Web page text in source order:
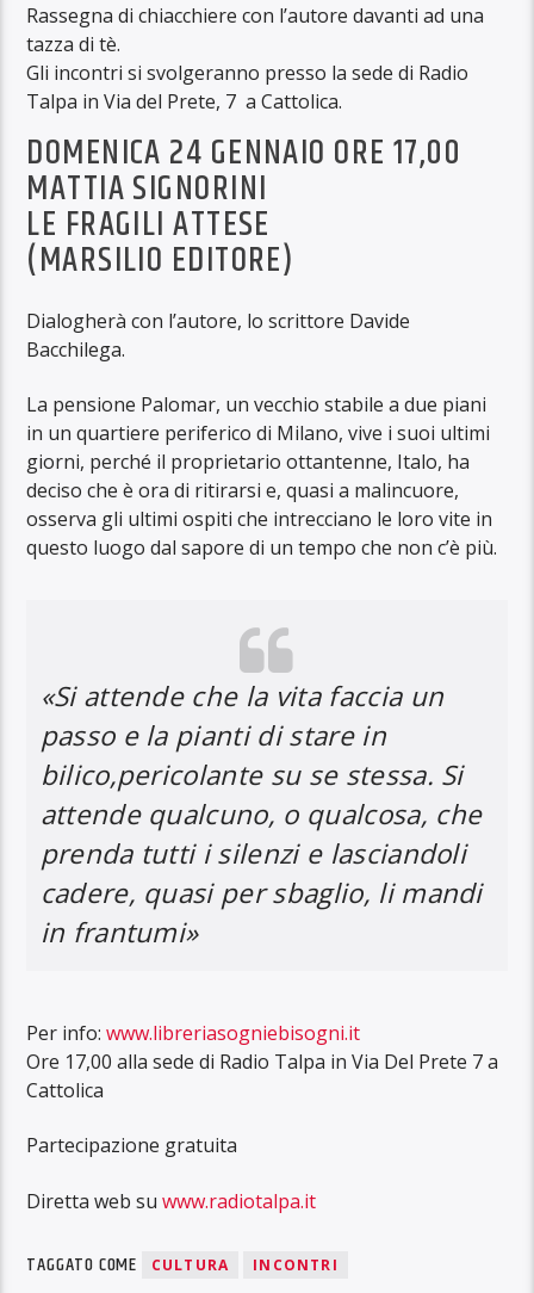
Rassegna di chiacchiere con l’autore davanti ad una
tazza di tè.
Gli incontri si svolgeranno presso la sede di Radio
Talpa in Via del Prete, 7 a Cattolica.
DOMENICA 24 GENNAIO ORE 17,00
MATTIA SIGNORINI
LE FRAGILI ATTESE
(MARSILIO EDITORE)
Dialogherà con l’autore, lo scrittore Davide
Bacchilega.
La pensione Palomar, un vecchio stabile a due piani
in un quartiere periferico di Milano, vive i suoi ultimi
giorni, perché il proprietario ottantenne, Italo, ha
deciso che è ora di ritirarsi e, quasi a malincuore,
osserva gli ultimi ospiti che intrecciano le loro vite in
questo luogo dal sapore di un tempo che non c’è più.
«Si attende che la vita faccia un
passo e la pianti di stare in
bilico,pericolante su se stessa. Si
attende qualcuno, o qualcosa, che
prenda tutti i silenzi e lasciandoli
cadere, quasi per sbaglio, li mandi
in frantumi»
Per info:www.libreriasogniebisogni.it
Ore 17,00 alla sede di Radio Talpa in Via Del Prete 7 a
Cattolica
Partecipazione gratuita
Diretta web suwww.radiotalpa.it
TAGGATO COME CULTURA INCONTRI